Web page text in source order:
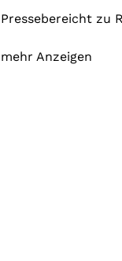
Pressebereicht zu
mehr Anzeigen